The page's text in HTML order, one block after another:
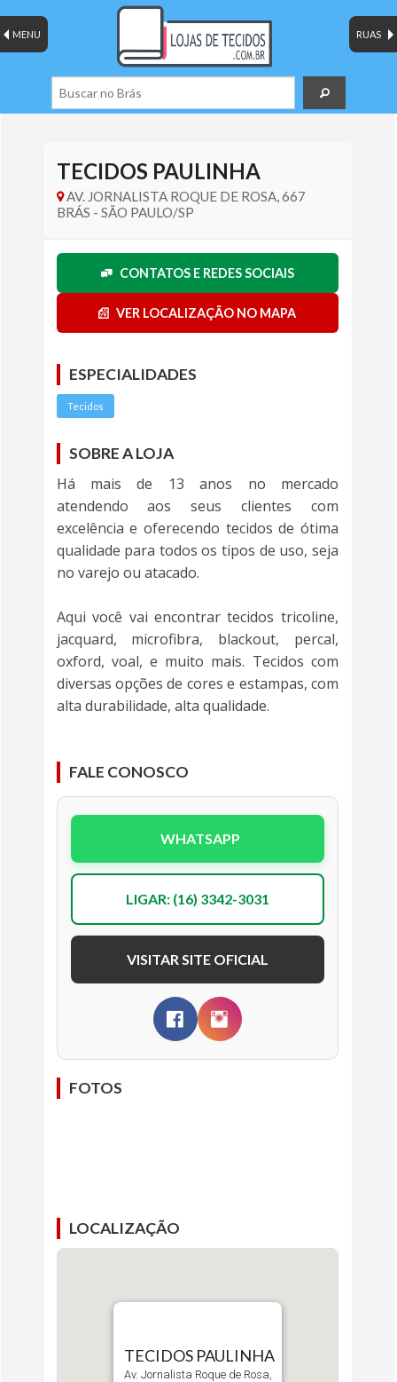
RUAS
MENU
TECIDOS PAULINHA
AV. JORNALISTA ROQUE DE ROSA, 667
BRÁS - SÃO PAULO/SP
CONTATOS E REDES SOCIAIS
VER LOCALIZAÇÃO NO MAPA
ESPECIALIDADES
Tecidos
SOBRE A LOJA
Há mais de 13 anos no mercado
atendendo aos seus clientes com
excelência e oferecendo tecidos de ótima
qualidade para todos os tipos de uso, seja
no varejo ou atacado.
Aqui você vai encontrar tecidos tricoline,
jacquard, microfibra, blackout, percal,
oxford, voal, e muito mais. Tecidos com
diversas opções de cores e estampas, com
alta durabilidade, alta qualidade.
FALE CONOSCO
WHATSAPP
LIGAR: (16) 3342-3031
VISITAR SITE OFICIAL
FOTOS
LOCALIZAÇÃO
TECIDOS PAULINHA
Av. Jornalista Roque de Rosa,